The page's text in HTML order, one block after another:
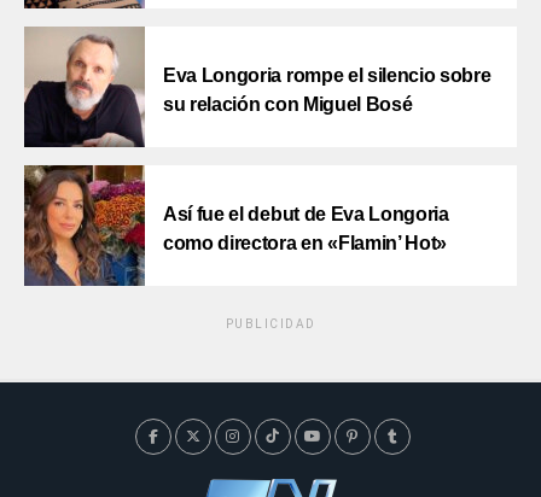
Eva Longoria rompe el silencio sobre
su relación con Miguel Bosé
Así fue el debut de Eva Longoria
como directora en «Flamin’ Hot»
PUBLICIDAD